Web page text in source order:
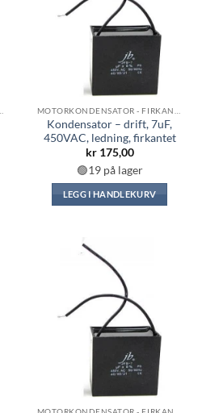
Kondensator – drift, 7uF,
450VAC, ledning, firkantet
kr175,00
🟢19 på lager
LEGG I HANDLEKURV